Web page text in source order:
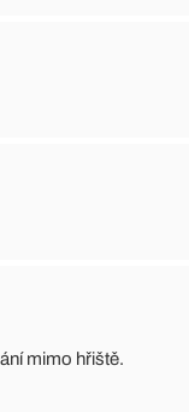
mimo hřiště.